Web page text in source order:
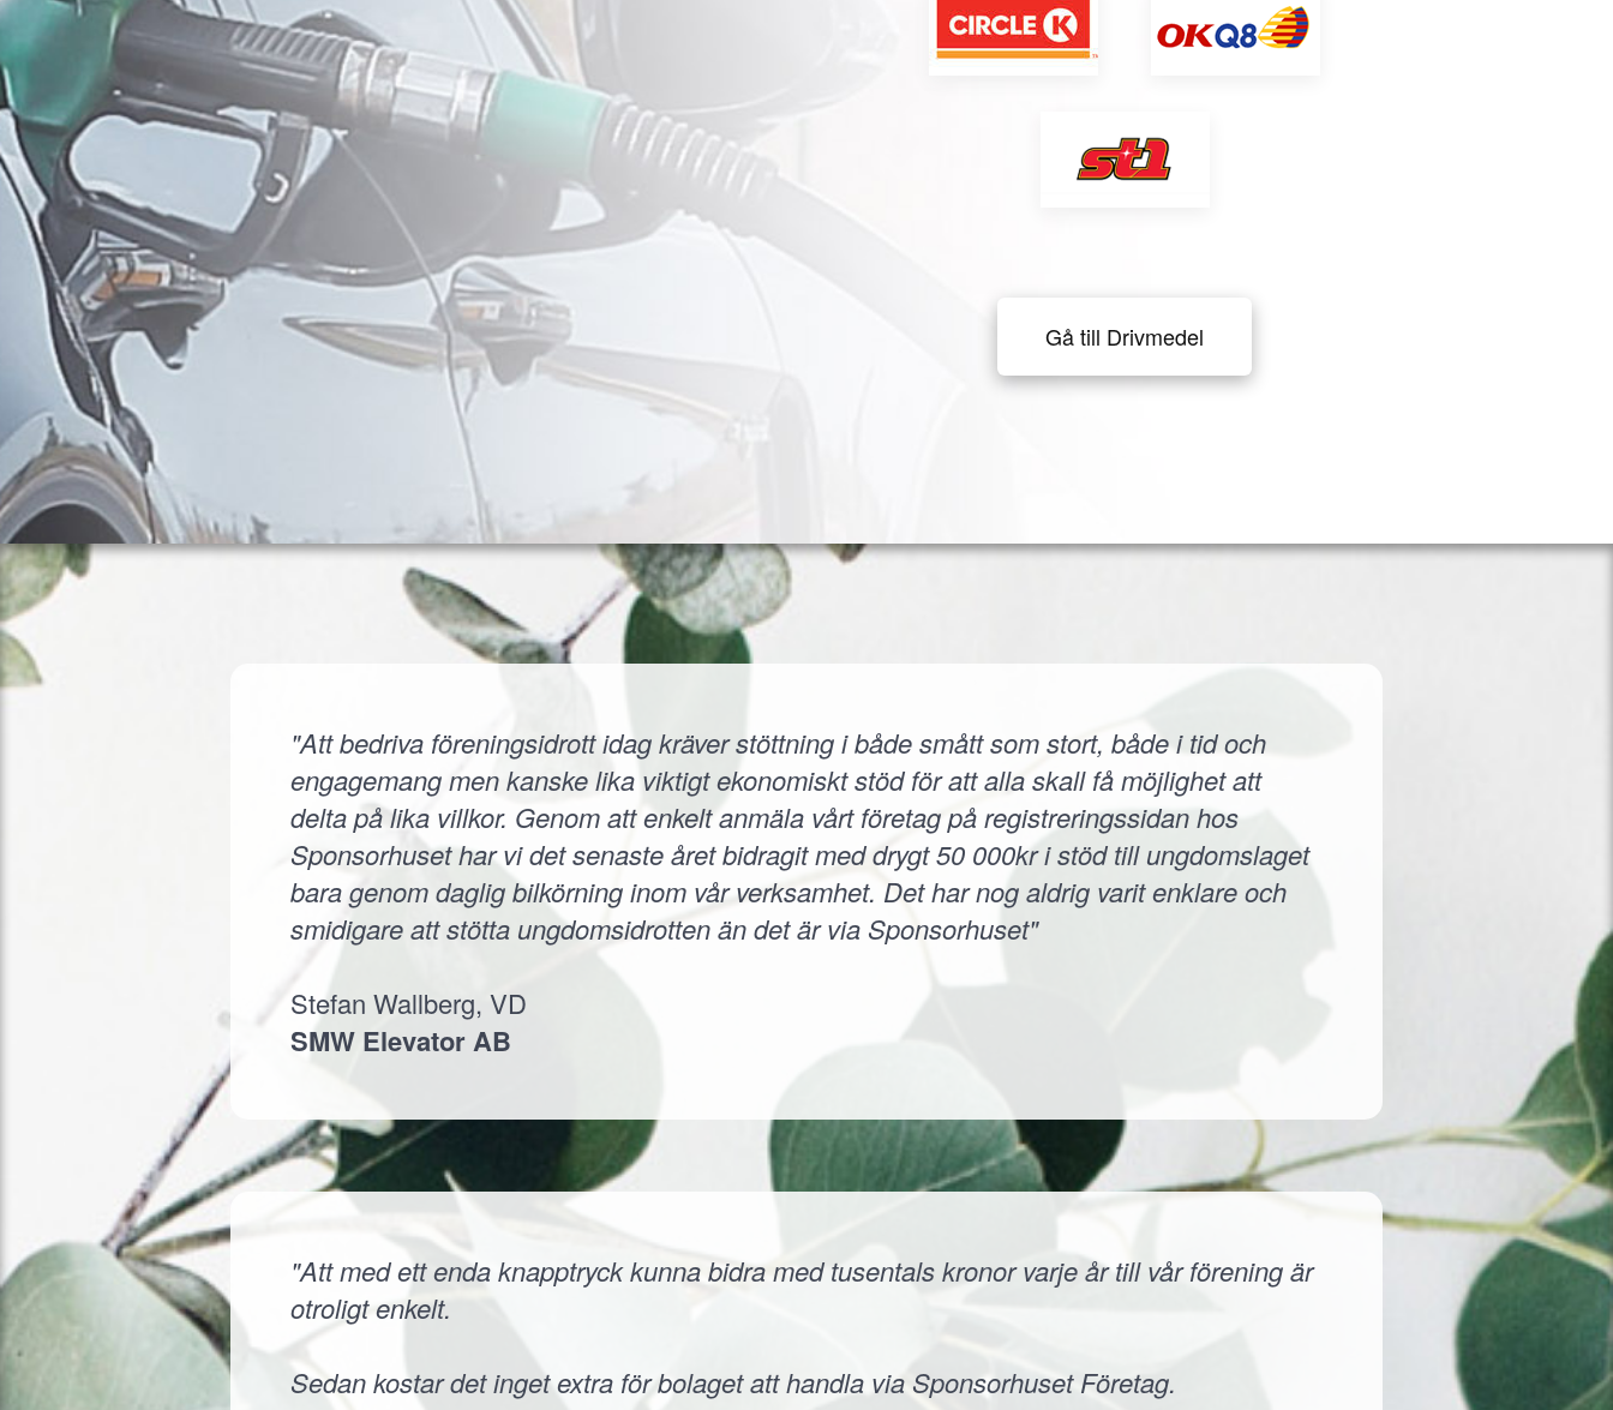
Gå till Drivmedel
"Att bedriva föreningsidrott idag kräver stöttning i både smått som stort, både i tid och
engagemang men kanske lika viktigt ekonomiskt stöd för att alla skall få möjlighet att
delta på lika villkor. Genom att enkelt anmäla vårt företag på registreringssidan hos
Sponsorhuset har vi det senaste året bidragit med drygt 50 000kr i stöd till ungdomslaget
bara genom daglig bilkörning inom vår verksamhet. Det har nog aldrig varit enklare och
smidigare att stötta ungdomsidrotten än det är via Sponsorhuset"
Stefan Wallberg, VD
SMW Elevator AB
"Att med ett enda knapptryck kunna bidra med tusentals kronor varje år till vår förening är
otroligt enkelt.
Sedan kostar det inget extra för bolaget att handla via Sponsorhuset Företag.